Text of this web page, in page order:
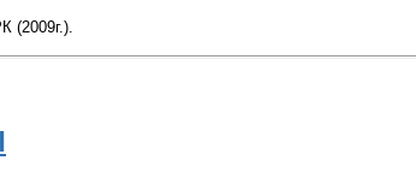
(2009г.).